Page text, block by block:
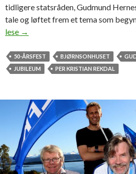
tidligere statsråden, Gudmund
tale og løftet frem et tema som
lese G
d
m
e
r
n
e
s
→
50-ÅRSFEST BJØRNSONHUSET
JUBILEUM
PER KRISTIAN REKDAL